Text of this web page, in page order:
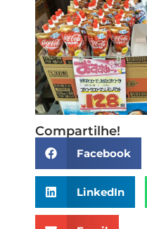
Compartilhe!
Facebook
LinkedIn